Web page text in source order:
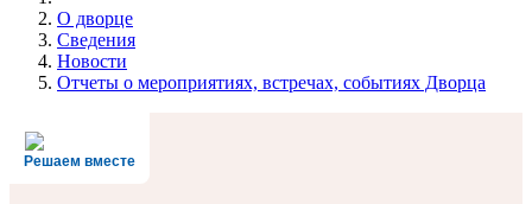
О дворце
Сведения
Новости
Отчеты о мероприятиях, встречах, событиях Дворца
Решаем вместе